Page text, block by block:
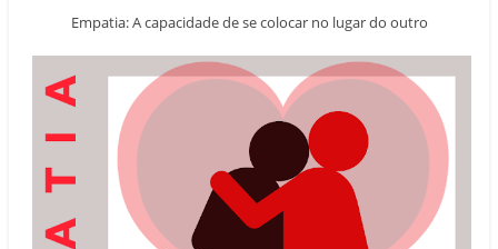
Empatia: A capacidade de se colocar no lugar do outro